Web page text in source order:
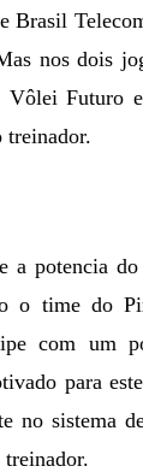
Brasil
nos dois
Futuro
treinador.
a potencia
o time do
com um
para
no sistema